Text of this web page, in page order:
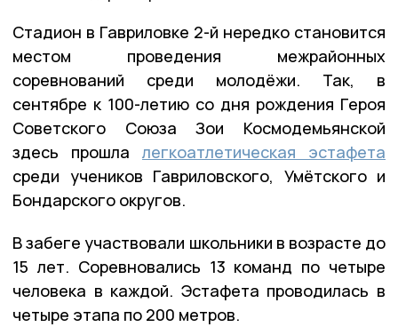
Стадион в Гавриловке 2-й нередко становится
местом проведения межрайонных
соревнований среди молодёжи. Так, в
сентябре к 100-летию со дня рождения Героя
Советского Союза Зои Космодемьянской
здесь прошла легкоатлетическая эстафета
среди учеников Гавриловского, Умётского и
Бондарского округов.
В забеге участвовали школьники в возрасте до
15 лет. Соревновались 13 команд по четыре
человека в каждой. Эстафета проводилась в
четыре этапа по 200 метров.